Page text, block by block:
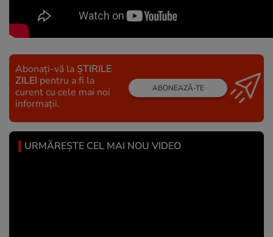
Abonați-vă la ȘTIRILE
ZILEI pentru a fi la
curent cu cele mai noi
informații.
ABONEAZĂ-TE
URMĂREȘTE CEL MAI NOU VIDEO